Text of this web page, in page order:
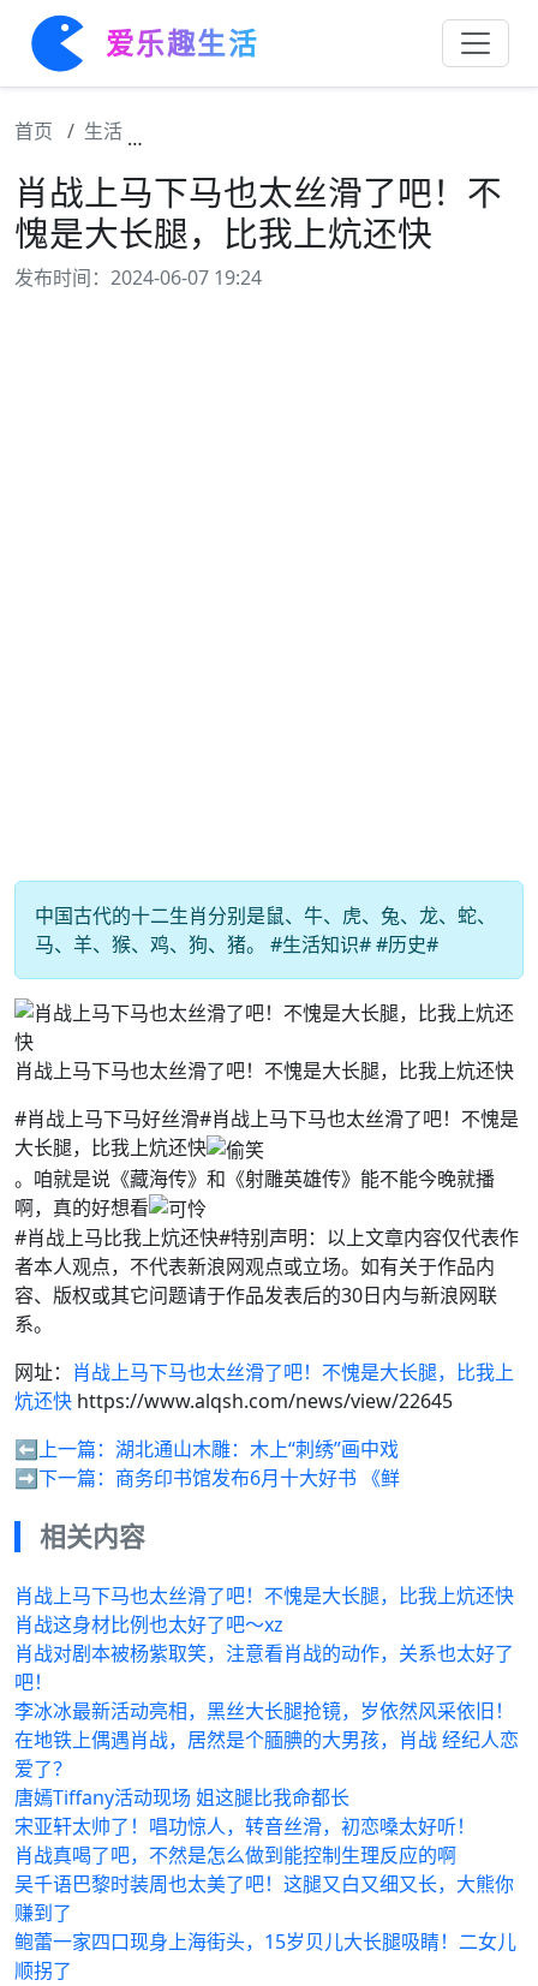
爱乐趣生活
首页 生活
肖战上马下马也太丝滑了吧！不
愧是大长腿，比我上炕还快
发布时间：2024-06-07 19:24
中国古代的十二生肖分别是鼠、牛、虎、兔、龙、蛇、
马、羊、猴、鸡、狗、猪。 #生活知识# #历史#
肖战上马下马也太丝滑了吧！不愧是大长腿，比我上炕还快
#肖战上马下马好丝滑#肖战上马下马也太丝滑了吧！不愧是
大长腿，比我上炕还快
。咱就是说《藏海传》和《射雕英雄传》能不能今晚就播
啊，真的好想看
#肖战上马比我上炕还快#特别声明：以上文章内容仅代表作
者本人观点，不代表新浪网观点或立场。如有关于作品内
容、版权或其它问题请于作品发表后的30日内与新浪网联
系。
网址： 肖战上马下马也太丝滑了吧！不愧是大长腿，比我上
炕还快 https://www.alqsh.com/news/view/22645
⬅️上一篇： 湖北通山木雕：木上“刺绣”画中戏
➡️下一篇： 商务印书馆发布6月十大好书 《鲜
相关内容
肖战上马下马也太丝滑了吧！不愧是大长腿，比我上炕还快
肖战这身材比例也太好了吧～xz
肖战对剧本被杨紫取笑，注意看肖战的动作，关系也太好了
吧！
李冰冰最新活动亮相，黑丝大长腿抢镜，岁依然风采依旧！
在地铁上偶遇肖战，居然是个腼腆的大男孩，肖战 经纪人恋
爱了？
唐嫣Tiffany活动现场 姐这腿比我命都长
宋亚轩太帅了！唱功惊人，转音丝滑，初恋嗓太好听！
肖战真喝了吧，不然是怎么做到能控制生理反应的啊
吴千语巴黎时装周也太美了吧！这腿又白又细又长，大熊你
赚到了
鲍蕾一家四口现身上海街头，15岁贝儿大长腿吸睛！二女儿
顺拐了